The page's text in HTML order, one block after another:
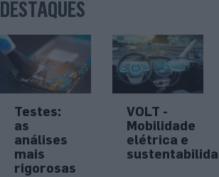
DESTAQUES
Testes:
as
análises
mais
rigorosas
VOLT -
Mobilidade
elétrica e